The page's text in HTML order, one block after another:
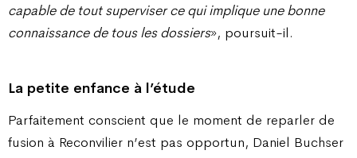
capable de tout superviser ce qui implique une bonne
connaissance de tous les dossiers», poursuit-il.
La petite enfance à l’étude
Parfaitement conscient que le moment de reparler de
fusion à Reconvilier n’est pas opportun, Daniel Buchser